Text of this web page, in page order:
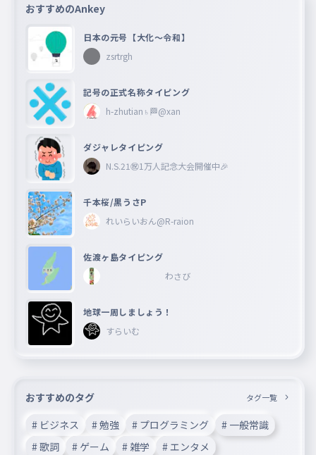
おすすめのAnkey
日本の元号【大化〜令和】
zsrtrgh
記号の正式名称タイピング
h-zhutian♄🏁@xan
ダジャレタイピング
N.S.21㊗︎1万人記念大会開催中🎉
千本桜/黒うさP
れいらいおん@R-raion
佐渡ヶ島タイピング
わさび
地球一周しましょう！
すらいむ
おすすめのタグ タグ一覧
# ビジネス # 勉強 # プログラミング
# 一般常識
# 歌詞
# ゲーム # 雑学 # エンタメ